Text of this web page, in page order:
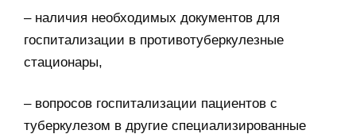
– наличия необходимых документов для
госпитализации в противотуберкулезные
стационары,
– вопросов госпитализации пациентов с
туберкулезом в другие специализированные